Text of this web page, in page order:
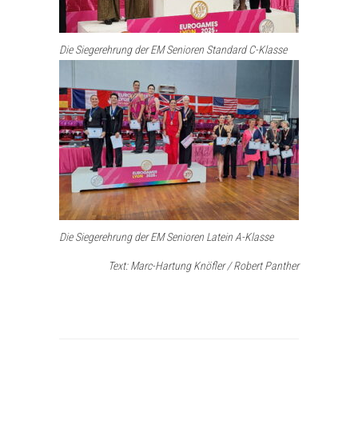
Die Siegerehrung der EM Senioren Standard C-Klasse
Die Siegerehrung der EM Senioren Latein A-Klasse
Text: Marc-Hartung Knöfler / Robert Panther